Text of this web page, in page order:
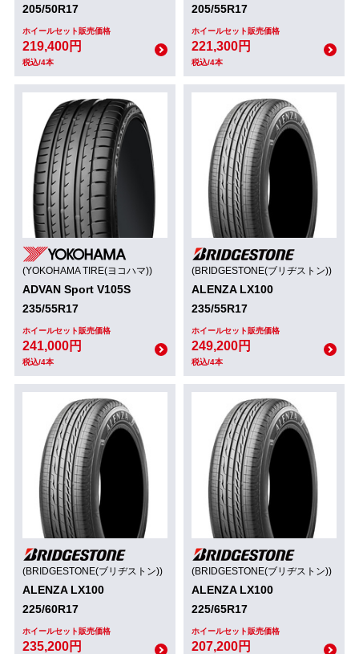
205/50R17
ホイールセット販売価格
219,400円
税込/4本
205/55R17
ホイールセット販売価格
221,300円
税込/4本
(YOKOHAMA TIRE(ヨコハマ))
ADVAN Sport V105S
235/55R17
ホイールセット販売価格
241,000円
税込/4本
(BRIDGESTONE(ブリヂストン))
ALENZA LX100
235/55R17
ホイールセット販売価格
249,200円
税込/4本
(BRIDGESTONE(ブリヂストン))
ALENZA LX100
225/60R17
ホイールセット販売価格
235,200円
(BRIDGESTONE(ブリヂストン))
ALENZA LX100
225/65R17
ホイールセット販売価格
207,200円